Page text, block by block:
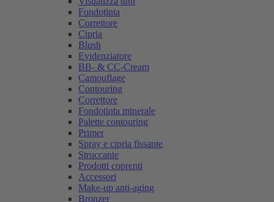
Fondotinta
Correttore
Cipria
Blush
Evidenziatore
BB- & CC-Cream
Camouflage
Contouring
Correttore
Fondotinta minerale
Palette contouring
Primer
Spray e cipria fissante
Struccante
Prodotti coprenti
Accessori
Make-up anti-aging
Bronzer